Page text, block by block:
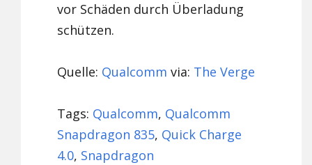
vor Schäden durch Überladung
schützen.
Quelle: Qualcomm via: The Verge
Tags: Qualcomm, Qualcomm
Snapdragon 835, Quick Charge
4.0, Snapdragon